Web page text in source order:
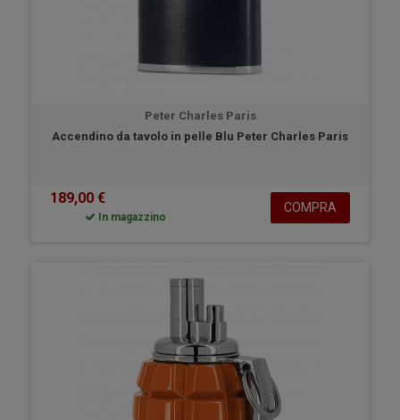
Peter Charles Paris
Accendino da tavolo in pelle Blu Peter Charles Paris
189,00 €
In magazzino
COMPRA